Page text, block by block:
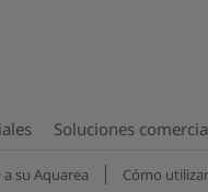
Soluciones
su Aquarea Cómo